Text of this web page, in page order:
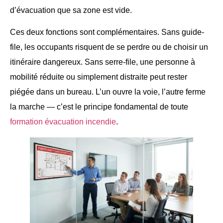
d’évacuation que sa zone est vide.
Ces deux fonctions sont complémentaires. Sans guide-
file, les occupants risquent de se perdre ou de choisir un
itinéraire dangereux. Sans serre-file, une personne à
mobilité réduite ou simplement distraite peut rester
piégée dans un bureau. L’un ouvre la voie, l’autre ferme
la marche — c’est le principe fondamental de toute
formation évacuation incendie.